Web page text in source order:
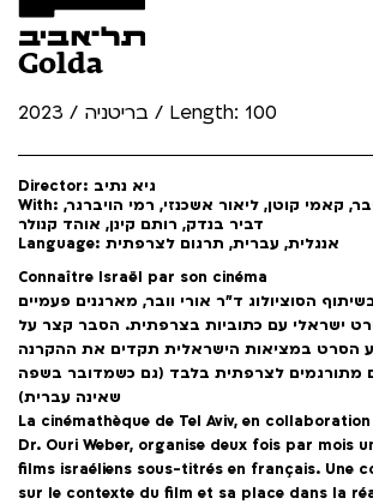
Golda
בריטניה / 2023 / Length: 100
Director: גיא נתיב
With: הלן מירן, לייב שרייבר, קאמי קוטן, ליאור אשכנזי, רמי הויברגר,
דביר בנדק, רותם קינן, אוהד קנולר
Language: אנגלית, עברית, תרגום לצרפתית
Connaître Israël par son cinéma
הסוציולוג ד"ר אורי וובר, מארגנים פעמיים
ישראלי עם כתוביות בצרפתית. הסבר קצר על
מתורגמים לצרפתית בלבד (גם כשמדובר בשפה
שאינה עברית)
La cinémathèque de Tel Aviv, en
Dr. Ouri Weber, organise deux fois par mois
films israéliens sous-titrés en français. Une
sur le contexte du film et sa place dans la